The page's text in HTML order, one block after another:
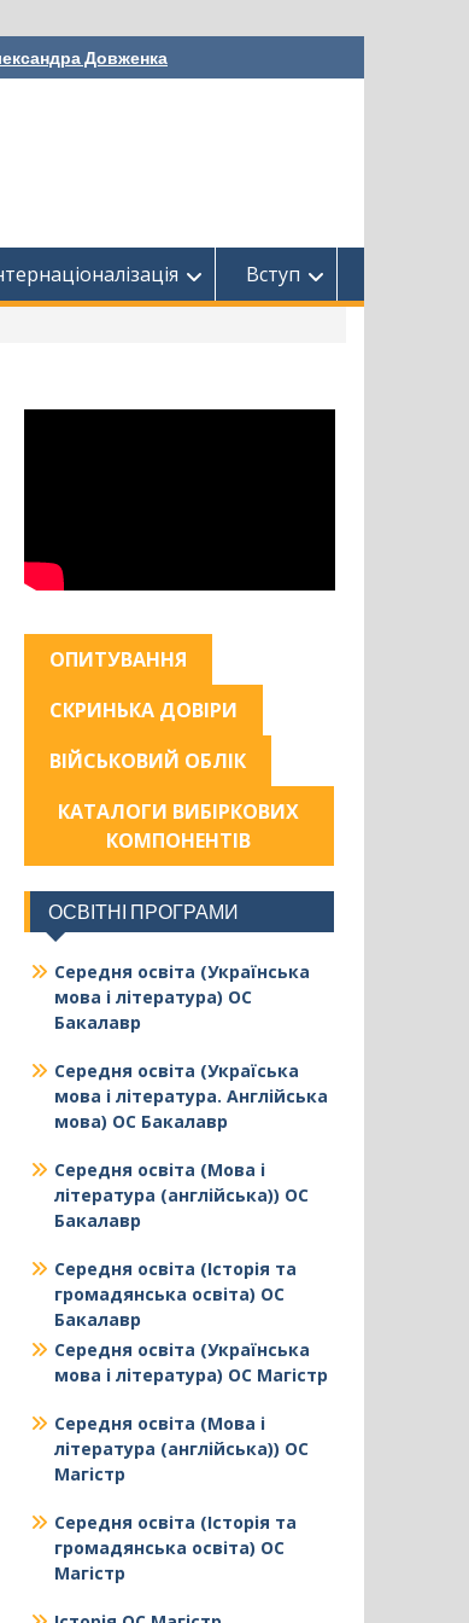
Довженка
Вступ
ОПИТУВАННЯ
СКРИНЬКА ДОВІРИ
ВІЙСЬКОВИЙ ОБЛІК
КАТАЛОГИ ВИБІРКОВИХ
КОМПОНЕНТІВ
ОСВІТНІ ПРОГРАМИ
Середня освіта (Українська
мова і література) ОС
Бакалавр
Середня освіта (Україська
мова і література. Англійська
мова) ОС Бакалавр
Середня освіта (Мова і
література (англійська)) ОС
Бакалавр
Середня освіта (Історія та
громадянська освіта) ОС
Бакалавр
Середня освіта (Українська
мова і література) ОС Магістр
Середня освіта (Мова і
література (англійська)) ОС
Магістр
Середня освіта (Історія та
громадянська освіта) ОС
Магістр